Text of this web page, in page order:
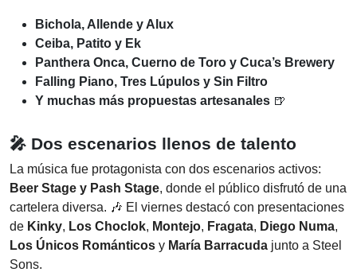
Bichola, Allende y Alux
Ceiba, Patito y Ek
Panthera Onca, Cuerno de Toro y Cuca’s Brewery
Falling Piano, Tres Lúpulos y Sin Filtro
Y muchas más propuestas artesanales 🍺
🎤 Dos escenarios llenos de talento
La música fue protagonista con dos escenarios activos:
Beer Stage y Pash Stage, donde el público disfrutó de una
cartelera diversa. 🎶 El viernes destacó con presentaciones
de Kinky, Los Choclok, Montejo, Fragata, Diego Numa,
Los Únicos Románticos y María Barracuda junto a Steel
Sons.